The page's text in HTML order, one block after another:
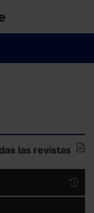
las revistas